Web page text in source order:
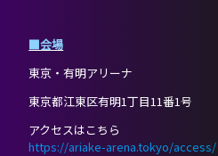
■会場
東京・有明アリーナ
東京都江東区有明1丁目11番1号
アクセスはこちら
https://ariake-arena.tokyo/access/